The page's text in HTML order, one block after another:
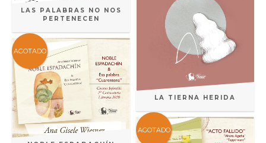
LAS PALABRAS NO NOS
PERTENECEN
LA TIERNA HERIDA
AGOTADO
AGOTADO